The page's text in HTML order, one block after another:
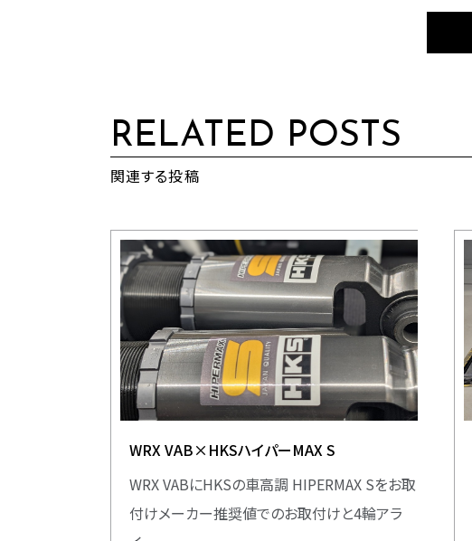
RELATED POSTS
関連する投稿
WRX VAB×HKSハイパーMAX S
WRX VABにHKSの車高調 HIPERMAX Sをお取
付けメーカー推奨値でのお取付けと4輪アラ